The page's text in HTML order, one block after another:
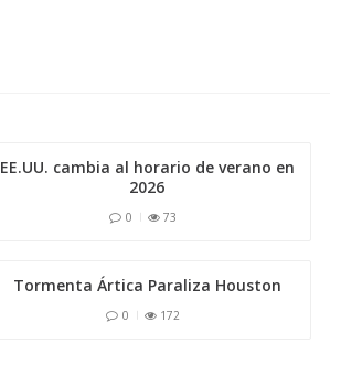
EE.UU. cambia al horario de verano en
2026
0 73
Tormenta Ártica Paraliza Houston
0 172